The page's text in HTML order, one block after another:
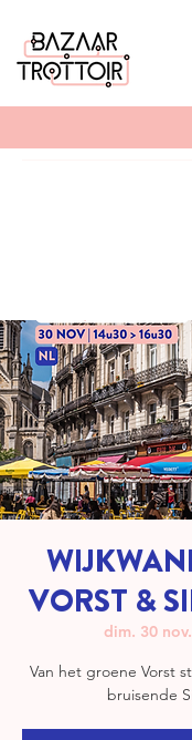
VORST &
dim. 30 nov.
Van het groene Vorst
bruisende